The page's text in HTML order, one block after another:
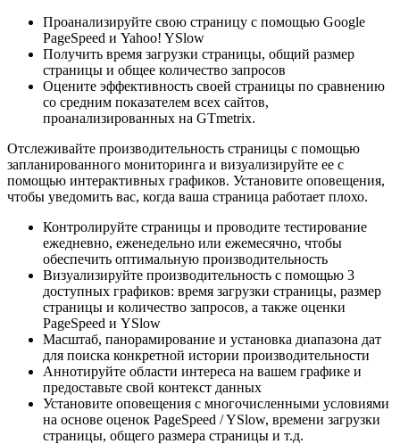
Проанализируйте свою страницу с помощью Google
PageSpeed и Yahoo! YSlow
Получить время загрузки страницы, общий размер
страницы и общее количество запросов
Оцените эффективность своей страницы по сравнению
со средним показателем всех сайтов,
проанализированных на GTmetrix.
Отслеживайте производительность страницы с помощью
запланированного мониторинга и визуализируйте ее с
помощью интерактивных графиков. Установите оповещения,
чтобы уведомить вас, когда ваша страница работает плохо.
Контролируйте страницы и проводите тестирование
ежедневно, еженедельно или ежемесячно, чтобы
обеспечить оптимальную производительность
Визуализируйте производительность с помощью 3
доступных графиков: время загрузки страницы, размер
страницы и количество запросов, а также оценки
PageSpeed и YSlow
Масштаб, панорамирование и установка диапазона дат
для поиска конкретной истории производительности
Аннотируйте области интереса на вашем графике и
предоставьте свой контекст данных
Установите оповещения с многочисленными условиями
на основе оценок PageSpeed / YSlow, времени загрузки
страницы, общего размера страницы и т.д.